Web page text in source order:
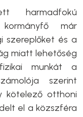
harmadfokú
már
szereplőket és a
miatt lehetőség
munkát a
szerint
kötelező otthoni
el a közszféra